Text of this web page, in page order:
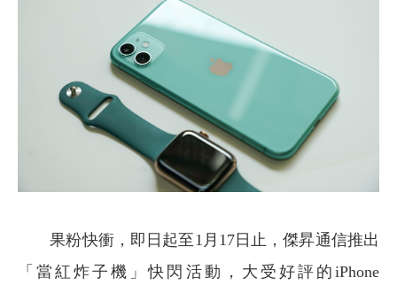
果粉快衝，即日起至1月17日止，傑昇通信推出
「當紅炸子機」快閃活動，大受好評的iPhone